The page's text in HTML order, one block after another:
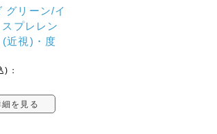
グリーン/イ
プレレン
(近視)・度
)：
細を見る